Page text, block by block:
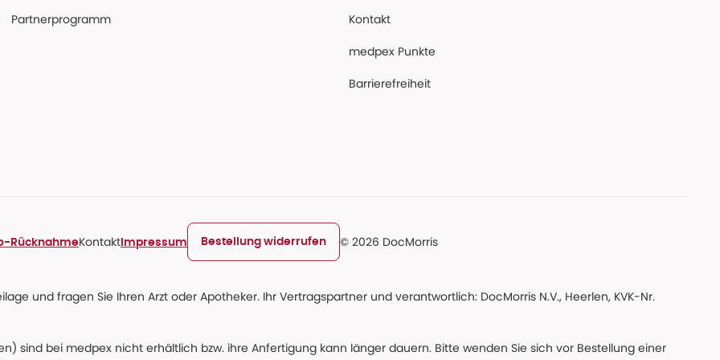
Partnerprogramm
Kontakt
medpex Punkte
Barrierefreiheit
RücknahmeKontakt Impressum Bestellung widerrufen © 2026 DocMorris
und fragen Sie Ihren Arzt oder Apotheker. Ihr Vertragspartner und verantwortlich: DocMorris N.V., Heerlen, KVK-Nr.
sind bei medpex nicht erhältlich bzw. ihre Anfertigung kann länger dauern. Bitte wenden Sie sich vor Bestellung einer